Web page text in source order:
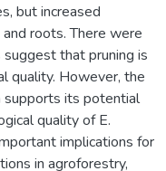
but increased
roots. There were
that pruning is
quality. However, the
supports its potential
quality of E.
implications for
in agroforestry,